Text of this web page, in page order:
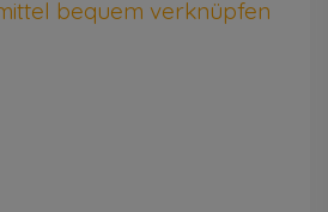
bequem verknüpfen